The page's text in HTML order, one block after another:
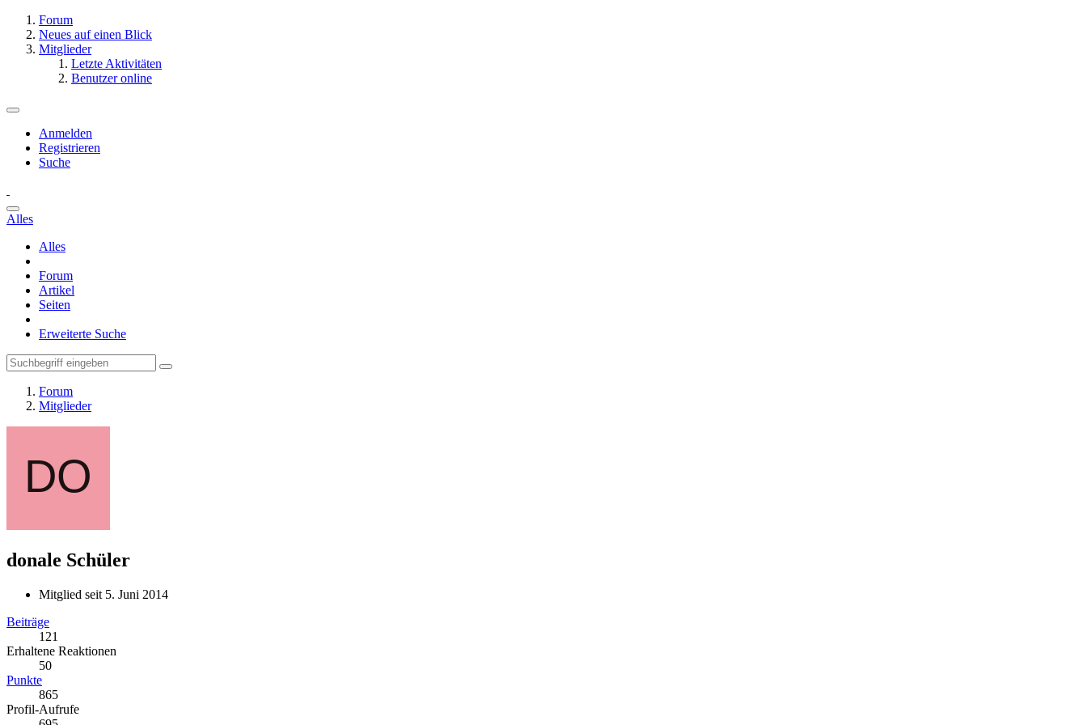
Forum
Neues auf einen Blick
Mitglieder
Letzte Aktivitäten
Benutzer online
Anmelden
Registrieren
Suche
Alles
Alles
Forum
Artikel
Seiten
Erweiterte Suche
Forum
Mitglieder
donale Schüler
Mitglied seit 5. Juni 2014
Beiträge
121
Erhaltene Reaktionen
50
Punkte
865
Profil-Aufrufe